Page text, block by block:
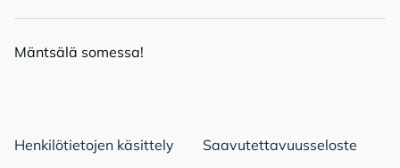
Mänt­sä­lä so­mes­sa!
Henkilötietojen käsittely Saavutettavuusseloste